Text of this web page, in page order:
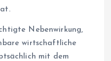
Nebenwirkung,
wirtschaftliche
mit dem